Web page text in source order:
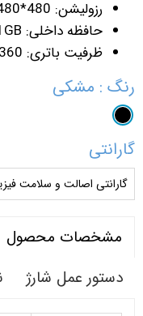
رزولیشن: 480*480
حافظه داخلی: 1GB
ظرفیت باتری: 360 میلی آمپر ساعت
رنگ : مشکی
گارانتی
گارانتی اصالت و سلامت
مشخصات محصول
دستور عمل شارژ